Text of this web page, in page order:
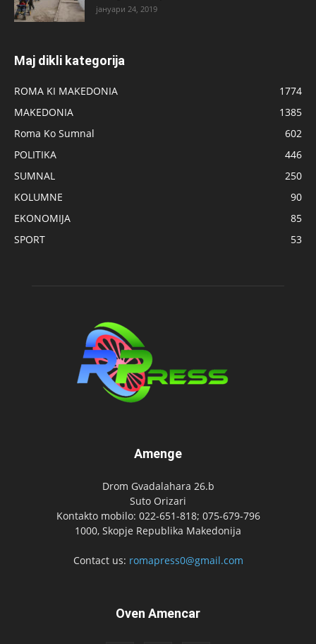
јануари 24, 2019
Maj dikli kategorija
ROMA KI MAKEDONIA
1774
MAKEDONIA
1385
Roma Ko Sumnal
602
POLITIKA
446
SUMNAL
250
KOLUMNE
90
EKONOMIJA
85
SPORT
53
Amenge
Drom Gvadalahara 26.b
Suto Orizari
Kontakto mobilo: 022-651-818; 075-679-796
1000, Skopje Republika Makedonija
Contact us: romapress0@gmail.com
Oven Amencar